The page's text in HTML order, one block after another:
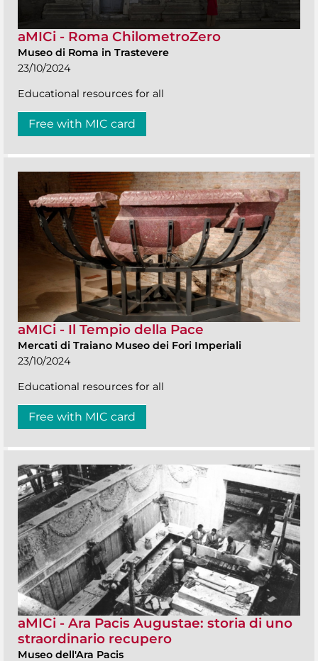
aMICi - Roma ChilometroZero
Museo di Roma in Trastevere
23/10/2024
Educational resources for all
Free with MIC card
aMICi - Il Tempio della Pace
Mercati di Traiano Museo dei Fori Imperiali
23/10/2024
Educational resources for all
Free with MIC card
aMICi - Ara Pacis Augustae: storia di uno
straordinario recupero
Museo dell'Ara Pacis